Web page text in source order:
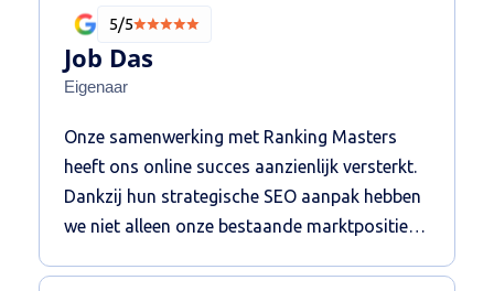
5/5
Job Das
Eigenaar
Onze samenwerking met Ranking Masters
heeft ons online succes aanzienlijk versterkt.
Dankzij hun strategische SEO aanpak hebben
we niet alleen onze bestaande marktpositie